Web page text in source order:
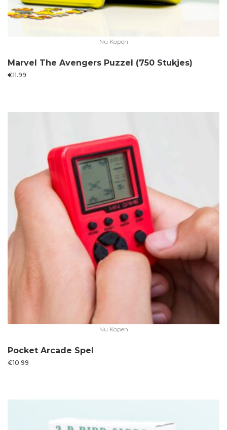
Nu Kopen
Marvel The Avengers Puzzel (750 Stukjes)
€11.99
Nu Kopen
Pocket Arcade Spel
€10.99